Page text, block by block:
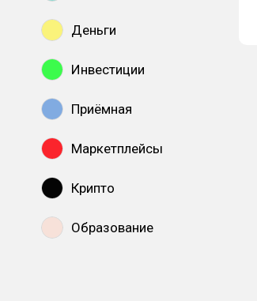
Деньги
Инвестиции
Приёмная
Маркетплейсы
Крипто
Образование